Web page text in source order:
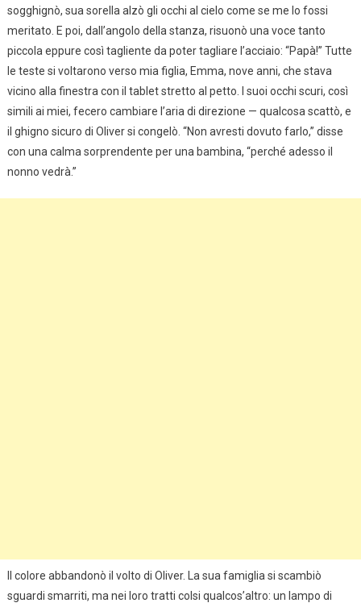
sogghignò, sua sorella alzò gli occhi al cielo come se me lo fossi
meritato. E poi, dall’angolo della stanza, risuonò una voce tanto
piccola eppure così tagliente da poter tagliare l’acciaio: “Papà!” Tutte
le teste si voltarono verso mia figlia, Emma, nove anni, che stava
vicino alla finestra con il tablet stretto al petto. I suoi occhi scuri, così
simili ai miei, fecero cambiare l’aria di direzione — qualcosa scattò, e
il ghigno sicuro di Oliver si congelò. “Non avresti dovuto farlo,” disse
con una calma sorprendente per una bambina, “perché adesso il
nonno vedrà.”
Il colore abbandonò il volto di Oliver. La sua famiglia si scambiò
sguardi smarriti, ma nei loro tratti colsi qualcos’altro: un lampo di